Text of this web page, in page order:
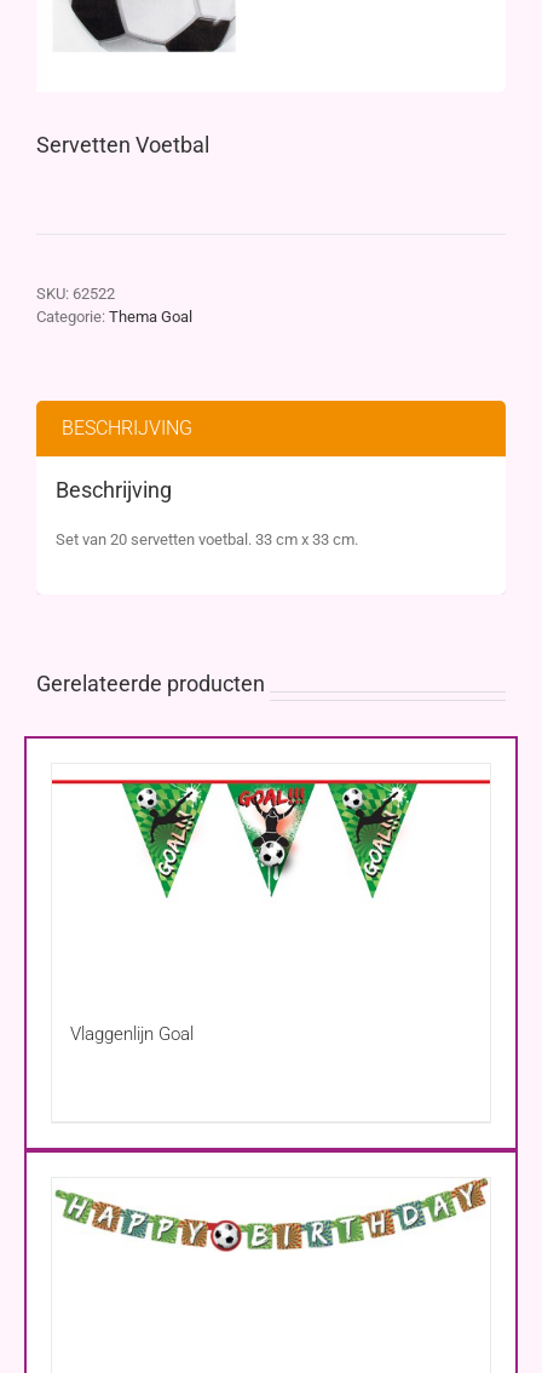
Servetten Voetbal
SKU: 62522
Categorie: Thema Goal
BESCHRIJVING
Beschrijving
Set van 20 servetten voetbal. 33 cm x 33 cm.
Gerelateerde producten
Vlaggenlijn Goal